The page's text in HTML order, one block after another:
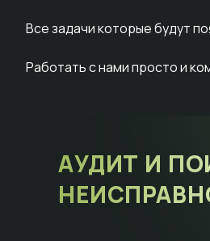
Все задачи которые будут
Работать с нами просто и
АУДИТ И